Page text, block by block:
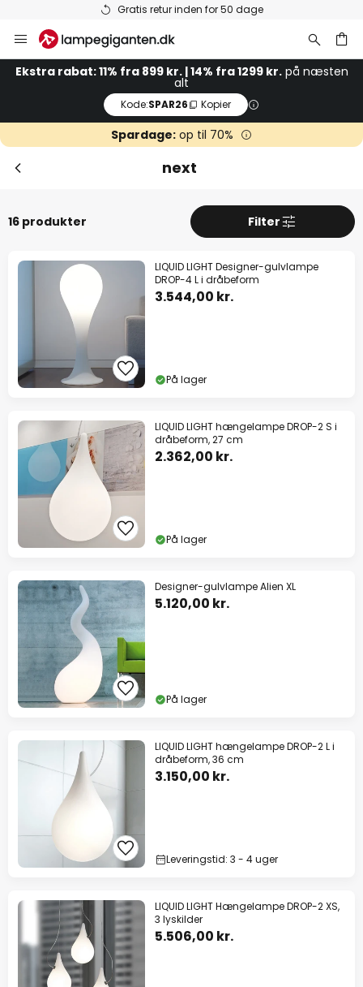
Gratis retur inden for 50 dage
to
Content
Ekstra rabat: 11% fra 899 kr. | 14% fra 1299 kr.på næsten
alt
Kode:SPAR26 Kopier
Spardage: op til 70%
next
16 produkter Filter
LIQUID LIGHT Designer-gulvlampe
DROP-4 L i dråbeform
3.544,00 kr.
På lager
LIQUID LIGHT hængelampe DROP-2 S i
dråbeform, 27 cm
2.362,00 kr.
På lager
Designer-gulvlampe Alien XL
5.120,00 kr.
På lager
LIQUID LIGHT hængelampe DROP-2 L i
dråbeform, 36 cm
3.150,00 kr.
Leveringstid: 3 - 4 uger
LIQUID LIGHT Hængelampe DROP-2 XS,
3 lyskilder
5.506,00 kr.